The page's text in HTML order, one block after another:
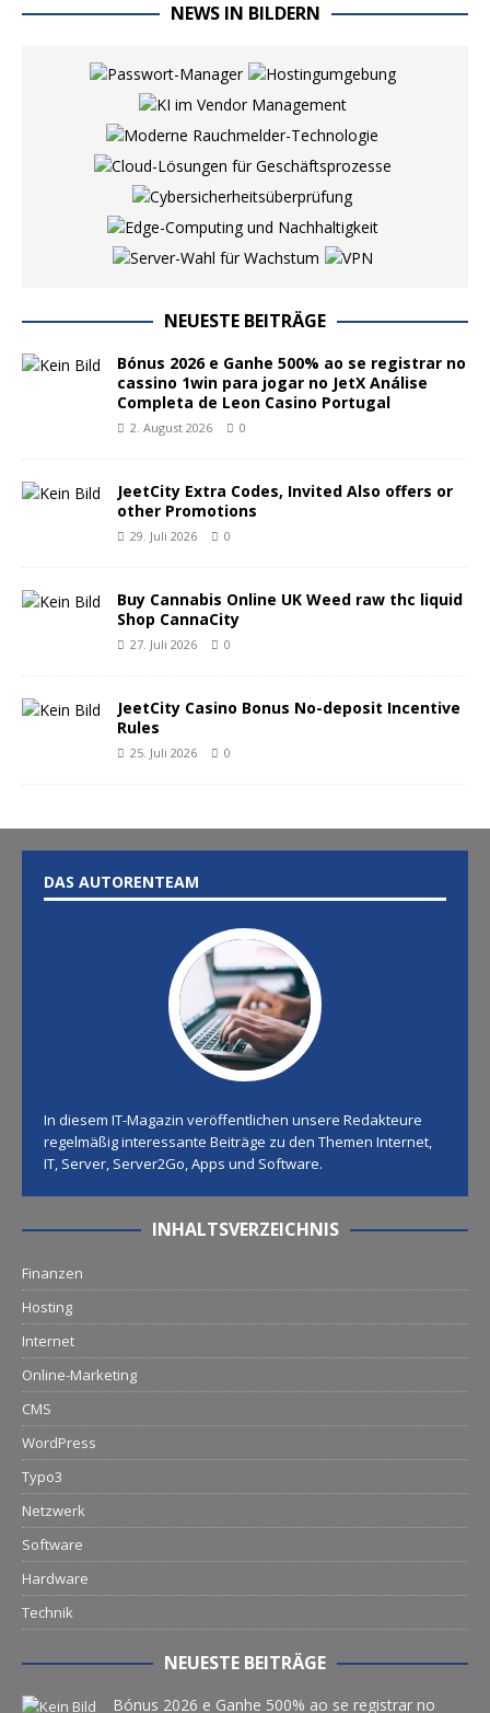
NEWS IN BILDERN
NEUESTE BEITRÄGE
Bónus 2026 e Ganhe 500% ao se registrar no
cassino 1win para jogar no JetX Análise
Completa de Leon Casino Portugal
2. August 2026 0
JeetCity Extra Codes, Invited Also offers or
other Promotions
29. Juli 2026 0
Buy Cannabis Online UK Weed raw thc liquid
Shop CannaCity
27. Juli 2026 0
JeetCity Casino Bonus No-deposit Incentive
Rules
25. Juli 2026 0
DAS AUTORENTEAM
In diesem IT-Magazin veröffentlichen unsere Redakteure
regelmäßig interessante Beiträge zu den Themen Internet,
IT, Server, Server2Go, Apps und Software.
INHALTSVERZEICHNIS
Finanzen
Hosting
Internet
Online-Marketing
CMS
WordPress
Typo3
Netzwerk
Software
Hardware
Technik
NEUESTE BEITRÄGE
Bónus 2026 e Ganhe 500% ao se registrar no